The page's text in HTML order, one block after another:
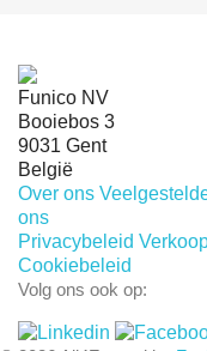
Funico NV
Booiebos 3
9031 Gent
België
Over ons
ons
Privacybeleid
Cookiebeleid
Volg ons ook op: